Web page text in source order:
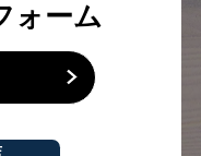
ォーム